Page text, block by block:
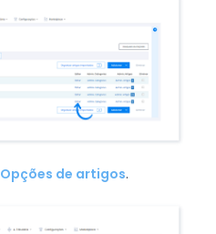
Opções de artigos.